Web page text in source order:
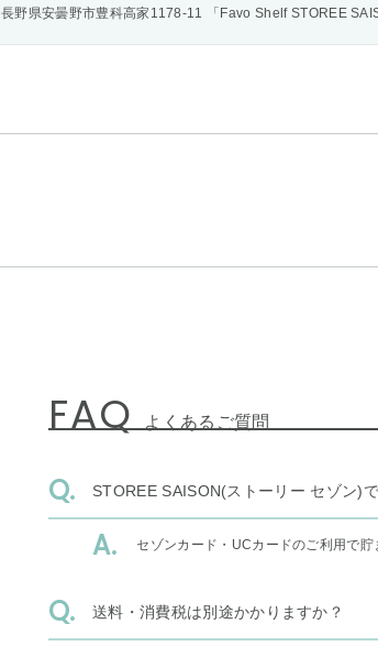
長野県安曇野市豊科高家1178-11 「Favo Shelf STOREE
FAQ よくあるご質問
STOREE SAISON(ストーリー セゾン)
セゾンカード・UCカードのご利用で
送料・消費税は別途かかりますか？